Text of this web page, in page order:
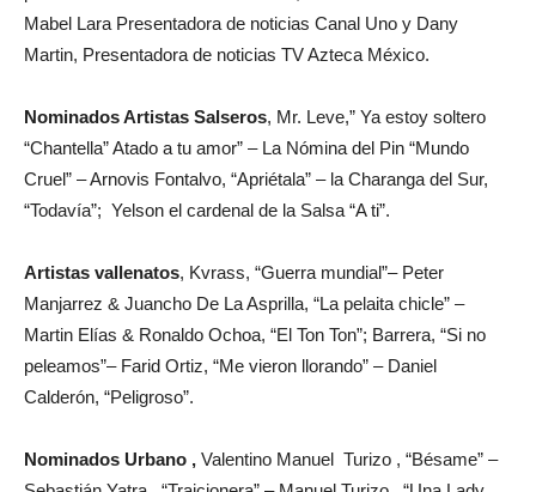
Mabel Lara Presentadora de noticias Canal Uno y Dany
Martin, Presentadora de noticias TV Azteca México.
Nominados Artistas Salseros, Mr. Leve,” Ya estoy soltero
“Chantella” Atado a tu amor” – La Nómina del Pin “Mundo
Cruel” – Arnovis Fontalvo, “Apriétala” – la Charanga del Sur,
“Todavía”; Yelson el cardenal de la Salsa “A ti”.
Artistas vallenatos, Kvrass, “Guerra mundial”– Peter
Manjarrez & Juancho De La Asprilla, “La pelaita chicle” –
Martin Elías & Ronaldo Ochoa, “El Ton Ton”; Barrera, “Si no
peleamos”– Farid Ortiz, “Me vieron llorando” – Daniel
Calderón, “Peligroso”.
Nominados Urbano , Valentino Manuel Turizo , “Bésame” –